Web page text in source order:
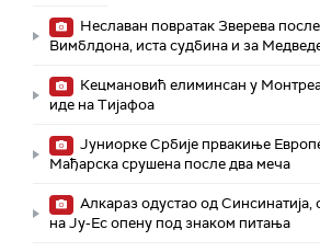
Неславан повратак Зверева
Вимблдона, иста судбина и за
Кецмановић елиминсан у
иде на Тијафоа
Јуниорке Србије првакиње
Мађарска срушена после два меча
Алкараз одустао од Синсинатија,
на Ју-Ес опену под знаком питања